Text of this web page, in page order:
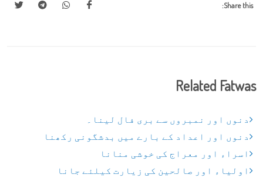
Share this:
Related Fatwas
دنوں اور نمبروں سے بری فال لینا۔
دنوں اور اعداد کے بارے میں بدشگونی رکھنا
اسراء اور معراج کی خوشی منانا
اولیاء اور صالحین کی زیارت کیلئے جانا